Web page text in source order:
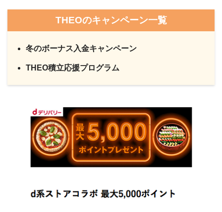
THEOのキャンペーン一覧
冬のボーナス入金キャンペーン
THEO積立応援プログラム